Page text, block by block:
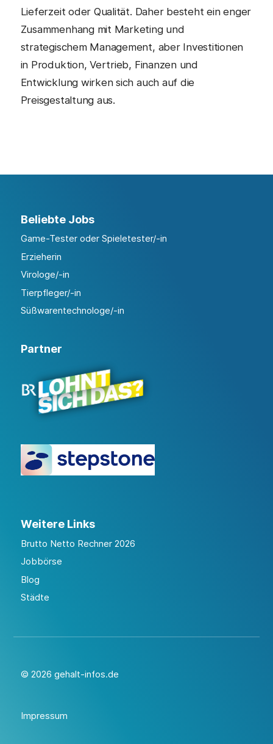
Lieferzeit oder Qualität. Daher besteht ein enger
Zusammenhang mit Marketing und
strategischem Management, aber Investitionen
in Produktion, Vertrieb, Finanzen und
Entwicklung wirken sich auch auf die
Preisgestaltung aus.
Beliebte Jobs
Game-Tester oder Spieletester/-in
Erzieherin
Virologe/-in
Tierpfleger/-in
Süßwarentechnologe/-in
Partner
Weitere Links
Brutto Netto Rechner 2026
Jobbörse
Blog
Städte
© 2026 gehalt-infos.de
Impressum